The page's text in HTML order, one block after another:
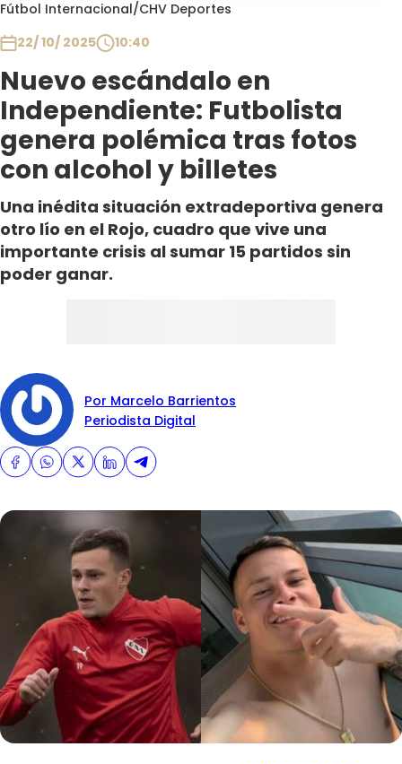
Fútbol Internacional/CHV Deportes
22/ 10/ 2025
10:40
Nuevo escándalo en
Independiente: Futbolista
genera polémica tras fotos
con alcohol y billetes
Una inédita situación extradeportiva genera
otro lío en el Rojo, cuadro que vive una
importante crisis al sumar 15 partidos sin
poder ganar.
Por Marcelo Barrientos
Periodista Digital
Programas
Club De La Comedia
Contigo en Directo
Plan Perfecto
El Tiempo
Sabingo
Todos Los Programas